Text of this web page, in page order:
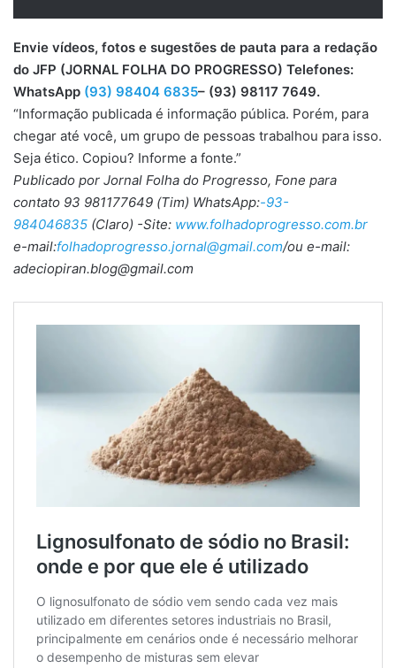
Envie vídeos, fotos e sugestões de pauta para a redação
do JFP (JORNAL FOLHA DO PROGRESSO) Telefones:
WhatsApp (93) 98404 6835– (93) 98117 7649.
“Informação publicada é informação pública. Porém, para
chegar até você, um grupo de pessoas trabalhou para isso.
Seja ético. Copiou? Informe a fonte.”
Publicado por Jornal Folha do Progresso, Fone para
contato 93 981177649 (Tim) WhatsApp:-93-
984046835 (Claro) -Site: www.folhadoprogresso.com.br
e-mail:folhadoprogresso.jornal@gmail.com/ou e-mail:
adeciopiran.blog@gmail.com